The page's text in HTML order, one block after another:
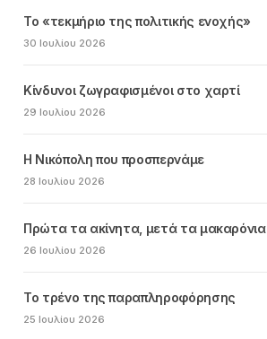
Το «τεκμήριο της πολιτικής ενοχής»
30 Ιουλίου 2026
Κίνδυνοι ζωγραφισμένοι στο χαρτί
29 Ιουλίου 2026
Η Νικόπολη που προσπερνάμε
28 Ιουλίου 2026
Πρώτα τα ακίνητα, μετά τα μακαρόνια
26 Ιουλίου 2026
Το τρένο της παραπληροφόρησης
25 Ιουλίου 2026